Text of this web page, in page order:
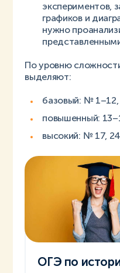
экспериментов,
графиков и
нужно
По уровню
выделяют:
базовый: № 1–12,
повышенный:
высокий: № 17,
ОГЭ по